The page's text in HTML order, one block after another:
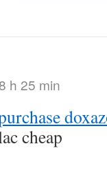
h 25 min
cheap